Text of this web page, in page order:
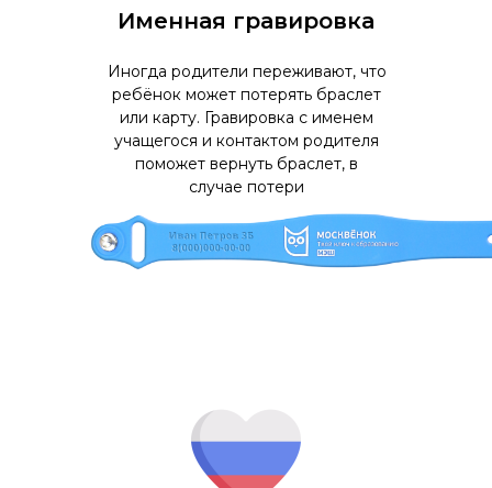
Иногда родители переживают, что
ребёнок может потерять браслет
или карту. Гравировка с именем
учащегося и контактом родителя
поможет вернуть браслет, в
случае потери
Именная гравировка